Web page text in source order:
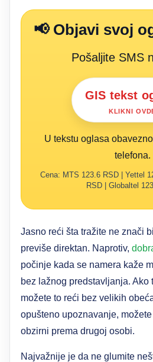
📢 Objavi svoj
Pošaljite SMS
GIS tekst
KLIKNI
U tekstu oglasa
telefona.
Cena: MTS 123.6 RSD | Yettel
RSD | Globaltel
Jasno reći šta tražite ne znači
previše direktan. Naprotiv,
počinje kada se namera kaže
bez lažnog predstavljanja. Ako
možete to reći bez velikih
opušteno upoznavanje,
obzirni prema drugoj osobi.
Najvažnije je da ne glumite